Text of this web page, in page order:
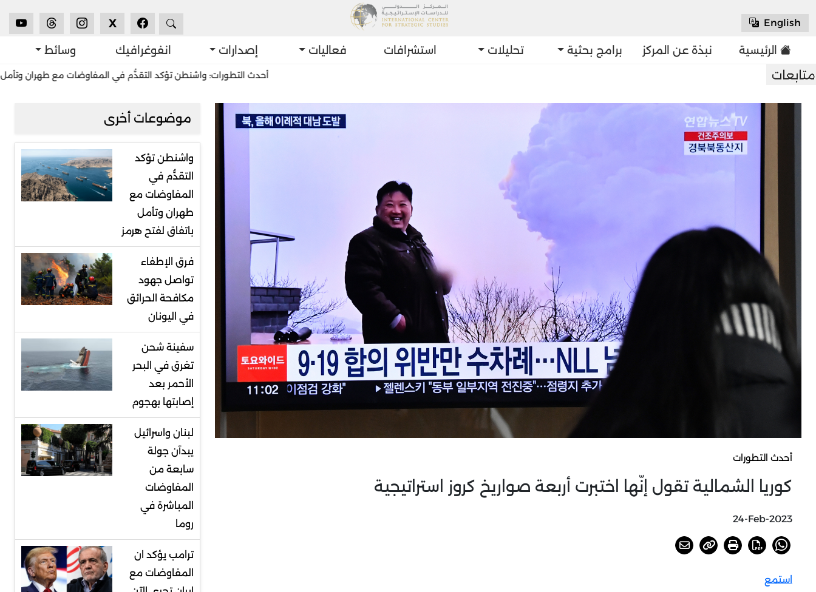
English
X
الرئيسية نبذة عن المركز برامج بحثية تحليلات استشرافات فعاليات إصدارات انفوغرافيك وسائط
أحدث التطورات: واشنطن تؤكد التقدُّم في المفاوضات مع طهران وتأمل باتفاق لفتح
أحدث التطورات
كوريا الشمالية تقول إنّها اختبرت أربعة صواريخ كروز استراتيجية
24-Feb-2023
استمع
موضوعات أخرى
واشنطن تؤكد
التقدُّم في
المفاوضات مع
طهران وتأمل
باتفاق لفتح هرمز
فرق الإطفاء
تواصل جهود
مكافحة الحرائق
في اليونان
سفينة شحن
تغرق في البحر
الأحمر بعد
إصابتها بهجوم
لبنان واسرائيل
يبدآن جولة
سابعة من
المفاوضات
المباشرة في
روما
ترامب يؤكد ان
المفاوضات مع